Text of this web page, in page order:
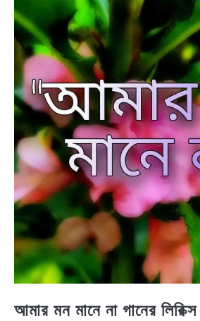
BENGALI NAMES
BENGALI STORIES
আমার মন মানে না গানের